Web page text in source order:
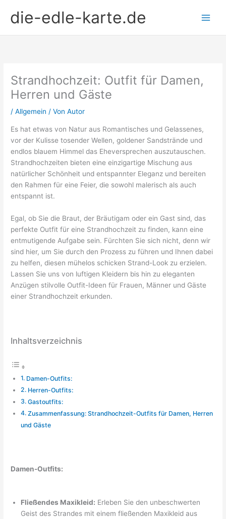
Inhaltdie-edle-karte.de
Strandhochzeit: Outfit für Damen,
Herren und Gäste
/Allgemein / VonAutor
Es hat etwas von Natur aus Romantisches und Gelassenes,
vor der Kulisse tosender Wellen, goldener Sandstrände und
endlos blauem Himmel das Eheversprechen auszutauschen.
Strandhochzeiten bieten eine einzigartige Mischung aus
natürlicher Schönheit und entspannter Eleganz und bereiten
den Rahmen für eine Feier, die sowohl malerisch als auch
entspannt ist.
Egal, ob Sie die Braut, der Bräutigam oder ein Gast sind, das
perfekte Outfit für eine Strandhochzeit zu finden, kann eine
entmutigende Aufgabe sein. Fürchten Sie sich nicht, denn wir
sind hier, um Sie durch den Prozess zu führen und Ihnen dabei
zu helfen, diesen mühelos schicken Strand-Look zu erzielen.
Lassen Sie uns von luftigen Kleidern bis hin zu eleganten
Anzügen stilvolle Outfit-Ideen für Frauen, Männer und Gäste
einer Strandhochzeit erkunden.
Inhaltsverzeichnis
Damen-Outfits:
Herren-Outfits:
Gastoutfits:
Zusammenfassung: Strandhochzeit-Outfits für Damen, Herren
und Gäste
Damen-Outfits:
Fließendes Maxikleid: Erleben Sie den unbeschwerten
Geist des Strandes mit einem fließenden Maxikleid aus